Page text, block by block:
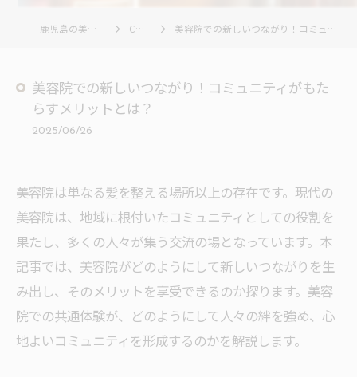
鹿児島の美容院ならMaaru, COLUMN 美容院での新しいつながり！コミュニティがもたらすメリットとは？
美容院での新しいつながり！コミュニティがもた
らすメリットとは？
2025/06/26
美容院は単なる髪を整える場所以上の存在です。現代の
美容院は、地域に根付いたコミュニティとしての役割を
果たし、多くの人々が集う交流の場となっています。本
記事では、美容院がどのようにして新しいつながりを生
み出し、そのメリットを享受できるのか探ります。美容
院での共通体験が、どのようにして人々の絆を強め、心
地よいコミュニティを形成するのかを解説します。